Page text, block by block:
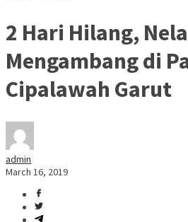
2 Hari Hilang,
Mengambang di
Cipalawah Garut
admin
March 16, 2019